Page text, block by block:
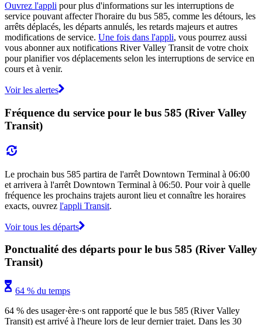
Ouvrez l'appli pour plus d'informations sur les interruptions de
service pouvant affecter l'horaire du bus 585, comme les détours, les
arrêts déplacés, les départs annulés, les retards majeurs et autres
modifications de service. Une fois dans l'appli, vous pourrez aussi
vous abonner aux notifications River Valley Transit de votre choix
pour planifier vos déplacements selon les interruptions de service en
cours et à venir.
Voir les alertes
Fréquence du service pour le bus 585 (River Valley
Transit)
Le prochain bus 585 partira de l'arrêt Downtown Terminal à 06:00
et arrivera à l'arrêt Downtown Terminal à 06:50. Pour voir à quelle
fréquence les prochains trajets auront lieu et connaître les horaires
exacts, ouvrez l'appli Transit.
Voir tous les départs
Ponctualité des départs pour le bus 585 (River Valley
Transit)
64 % du temps
64 % des usager·ère·s ont rapporté que le bus 585 (River Valley
Transit) est arrivé à l'heure lors de leur dernier trajet. Dans les 30